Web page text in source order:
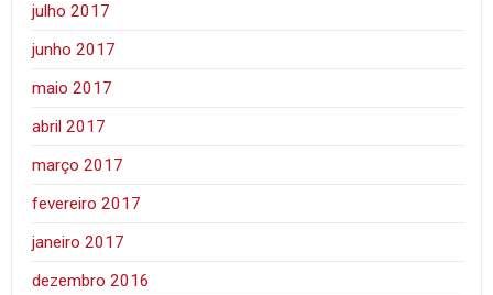
julho 2017
junho 2017
maio 2017
abril 2017
março 2017
fevereiro 2017
janeiro 2017
dezembro 2016